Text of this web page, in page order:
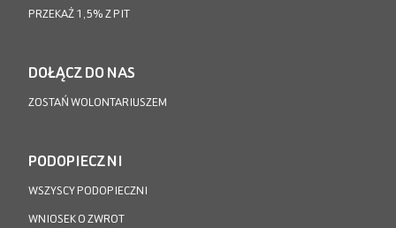
PRZEKAŻ 1,5% Z PIT
DOŁĄCZ DO NAS
ZOSTAŃ WOLONTARIUSZEM
PODOPIECZNI
WSZYSCY PODOPIECZNI
WNIOSEK O ZWROT